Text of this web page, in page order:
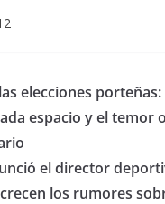
elecciones
espacio y el temor
el director
los rumores